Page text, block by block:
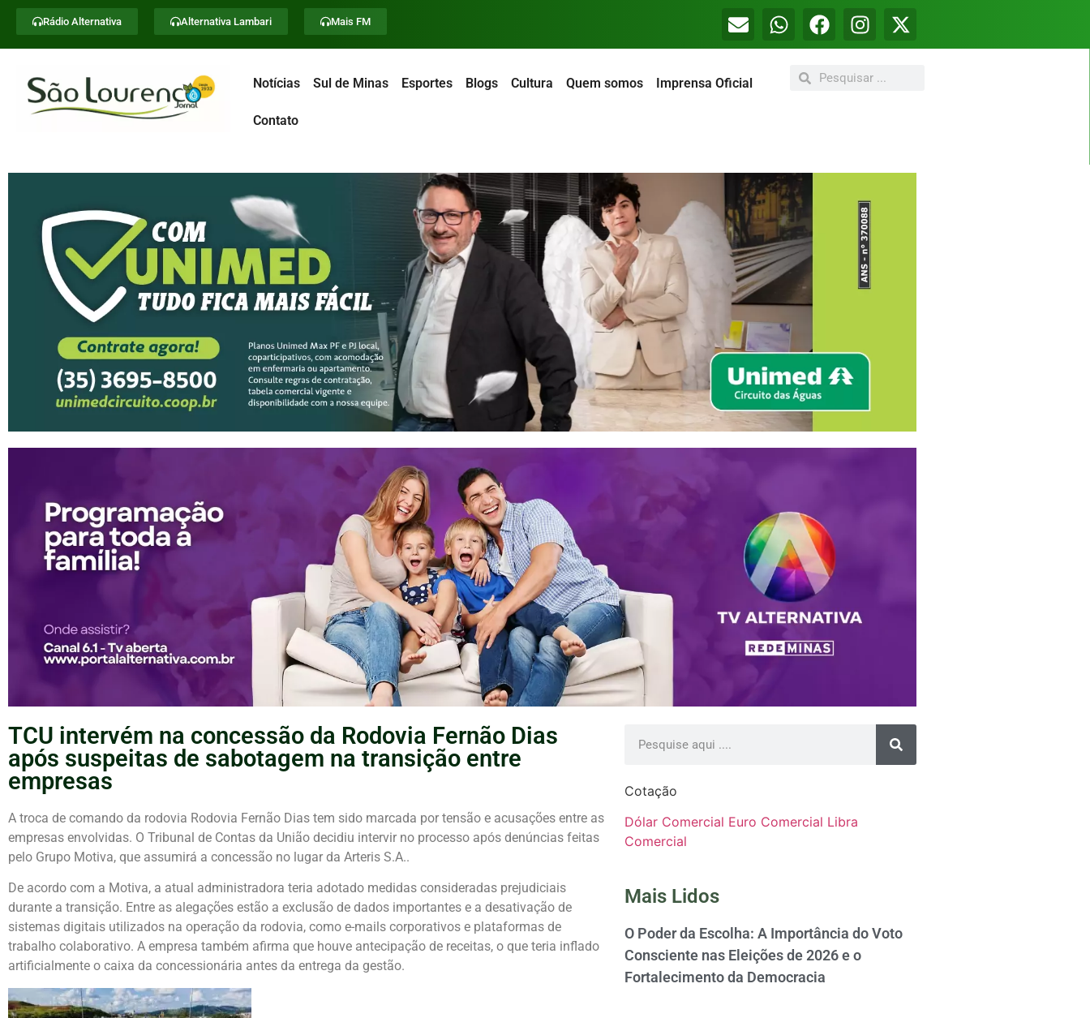
Rádio Alternativa Alternativa Lambari Mais FM
Notícias Sul de Minas Esportes Blogs Cultura Quem somos Imprensa Oficial
Contato
TCU intervém na concessão da Rodovia Fernão Dias
após suspeitas de sabotagem na transição entre
empresas
A troca de comando da rodovia Rodovia Fernão Dias tem sido marcada por tensão e acusações entre as
empresas envolvidas. O Tribunal de Contas da União decidiu intervir no processo após denúncias feitas
pelo Grupo Motiva, que assumirá a concessão no lugar da Arteris S.A..
De acordo com a Motiva, a atual administradora teria adotado medidas consideradas prejudiciais
durante a transição. Entre as alegações estão a exclusão de dados importantes e a desativação de
sistemas digitais utilizados na operação da rodovia, como e-mails corporativos e plataformas de
trabalho colaborativo. A empresa também afirma que houve antecipação de receitas, o que teria inflado
artificialmente o caixa da concessionária antes da entrega da gestão.
Cotação
Dólar Comercial Euro Comercial Libra
Comercial
Mais Lidos
O Poder da Escolha: A Importância do Voto
Consciente nas Eleições de 2026 e o
Fortalecimento da Democracia